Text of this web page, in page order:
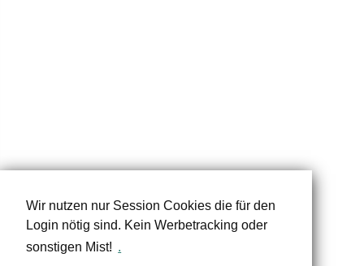
Wir nutzen nur Session Cookies die für den
Login nötig sind. Kein Werbetracking oder
sonstigen Mist! .